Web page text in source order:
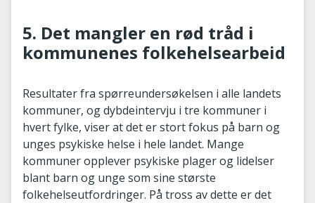
5. Det mangler en rød tråd i
kommunenes folkehelsearbeid
Resultater fra spørreundersøkelsen i alle landets
kommuner, og dybdeintervju i tre kommuner i
hvert fylke, viser at det er stort fokus på barn og
unges psykiske helse i hele landet. Mange
kommuner opplever psykiske plager og lidelser
blant barn og unge som sine største
folkehelseutfordringer. På tross av dette er det